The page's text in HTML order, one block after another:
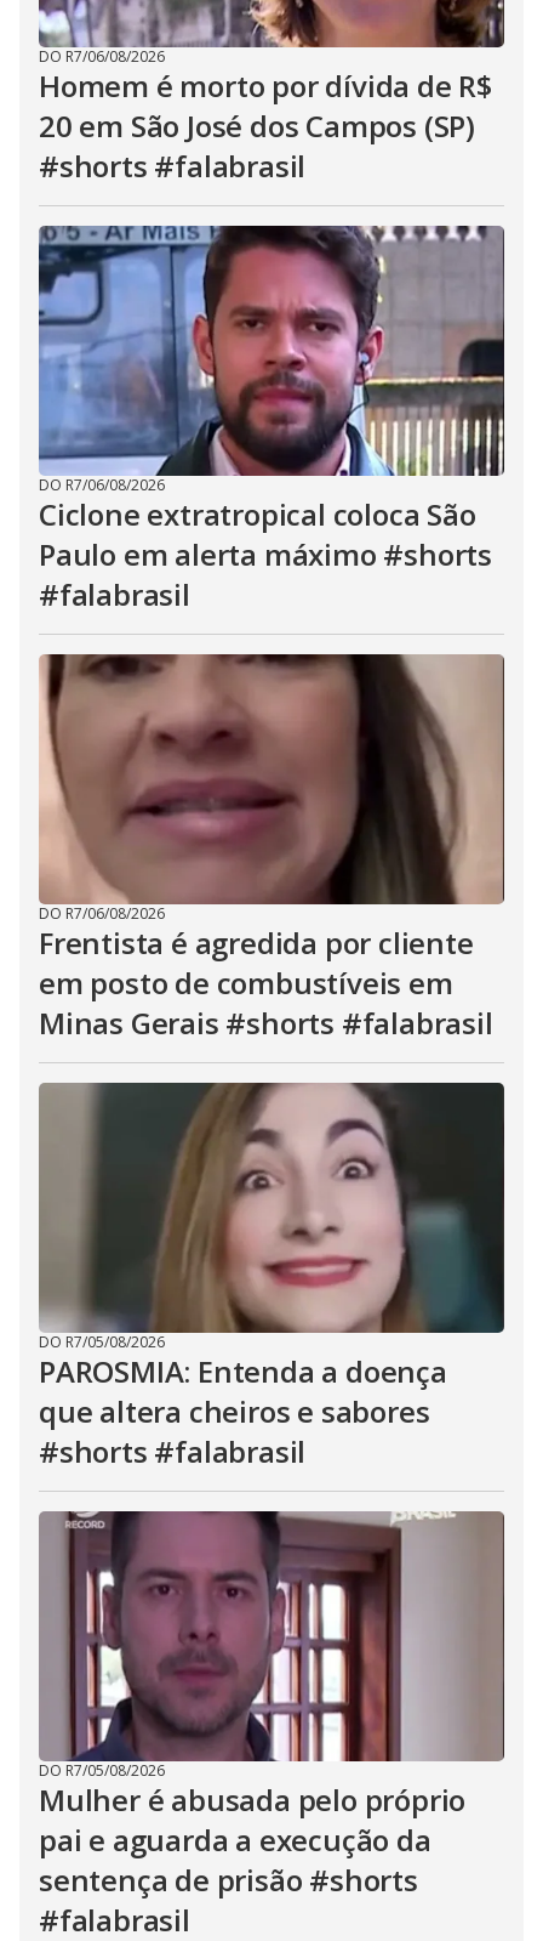
DO R7/06/08/2026
Homem é morto por dívida de R$
20 em São José dos Campos (SP)
#shorts #falabrasil
DO R7/06/08/2026
Ciclone extratropical coloca São
Paulo em alerta máximo #shorts
#falabrasil
DO R7/06/08/2026
Frentista é agredida por cliente
em posto de combustíveis em
Minas Gerais #shorts #falabrasil
DO R7/05/08/2026
PAROSMIA: Entenda a doença
que altera cheiros e sabores
#shorts #falabrasil
DO R7/05/08/2026
Mulher é abusada pelo próprio
pai e aguarda a execução da
sentença de prisão #shorts
#falabrasil